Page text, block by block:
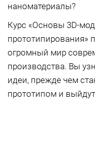
наноматериалы?
Курс «Основы 3D-
прототипирования»
огромный мир
производства. Вы
идеи, прежде чем
прототипом и